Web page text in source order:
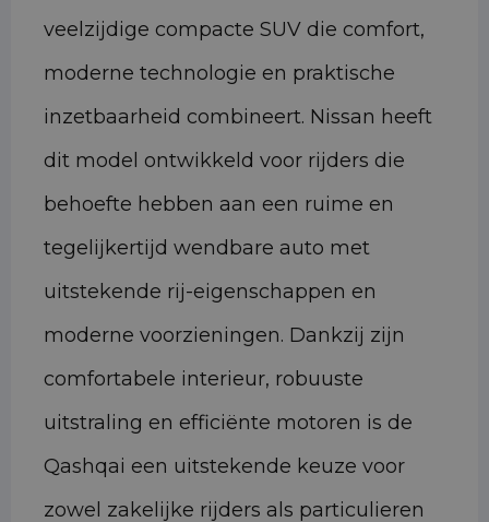
veelzijdige compacte SUV die comfort,
moderne technologie en praktische
inzetbaarheid combineert. Nissan heeft
dit model ontwikkeld voor rijders die
behoefte hebben aan een ruime en
tegelijkertijd wendbare auto met
uitstekende rij-eigenschappen en
moderne voorzieningen. Dankzij zijn
comfortabele interieur, robuuste
uitstraling en efficiënte motoren is de
Qashqai een uitstekende keuze voor
zowel zakelijke rijders als particulieren